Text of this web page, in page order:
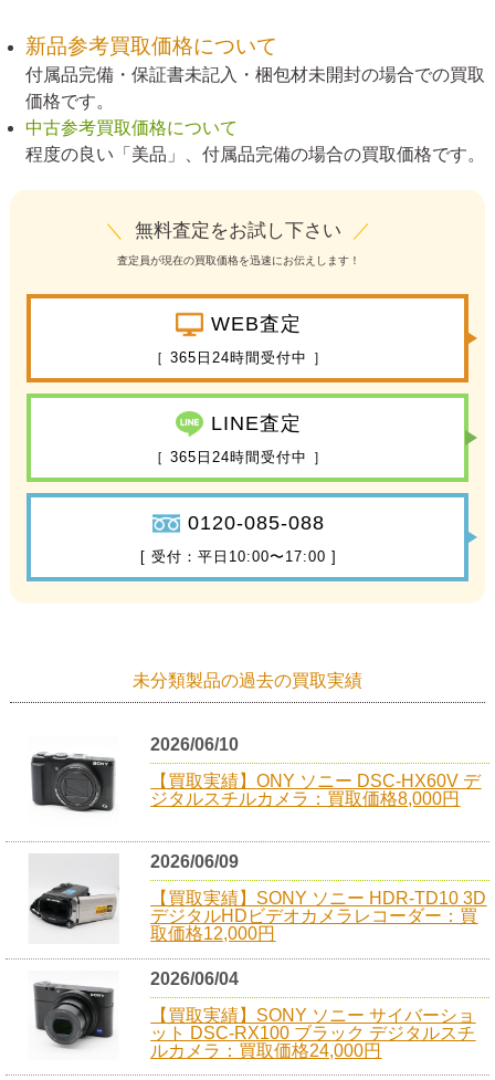
新品参考買取価格について
付属品完備・保証書未記入・梱包材未開封の場合での買取
価格です。
中古参考買取価格について
程度の良い「美品」、付属品完備の場合の買取価格です。
＼ 無料査定をお試し下さい ／
査定員が現在の買取価格を迅速にお伝えします！
WEB査定
［ 365日24時間受付中 ］
LINE査定
［ 365日24時間受付中 ］
0120-085-088
[ 受付：平日10:00〜17:00 ]
未分類製品の過去の買取実績
2026/06/10
【買取実績】ONY ソニー DSC-HX60V デ
ジタルスチルカメラ：買取価格8,000円
2026/06/09
【買取実績】SONY ソニー HDR-TD10 3D
デジタルHDビデオカメラレコーダー：買
取価格12,000円
2026/06/04
【買取実績】SONY ソニー サイバーショ
ット DSC-RX100 ブラック デジタルスチ
ルカメラ：買取価格24,000円